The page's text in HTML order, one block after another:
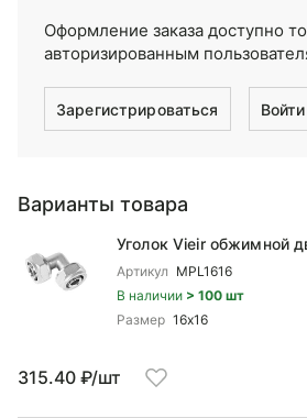
Оформление заказа доступно
авторизированным
Зарегистрироваться Войти
Варианты товара
Уголок Vieir обжимной
Артикул MPL1616
В наличии > 100 шт
Размер 16x16
315.40 ₽/шт